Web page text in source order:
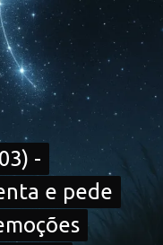
-
e pede
-
e pede